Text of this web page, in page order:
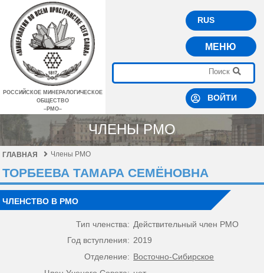
РОССИЙСКОЕ МИНЕРАЛОГИЧЕСКОЕ
ОБЩЕСТВО
–РМО–
RUS
МЕНЮ
ВОЙТИ
ЧЛЕНЫ РМО
ГЛАВНАЯ Члены РМО
ТОРБЕЕВА ТАМАРА СЕМЁНОВНА
ЧЛЕНСТВО В РМО
Тип членства: Действительный член РМО
Год вступления: 2019
Отделение: Восточно-Сибирское